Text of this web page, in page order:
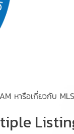
หารือเกี่ยวกับ